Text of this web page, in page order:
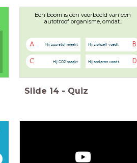
Een boom is een voorbeeld van een
autotroof organisme, omdat..
A Hij zuurstof maakt B
Hij zichzelf voedt
C Hij CO2 maakt D
Hij anderen voedt
Slide 14 - Quiz